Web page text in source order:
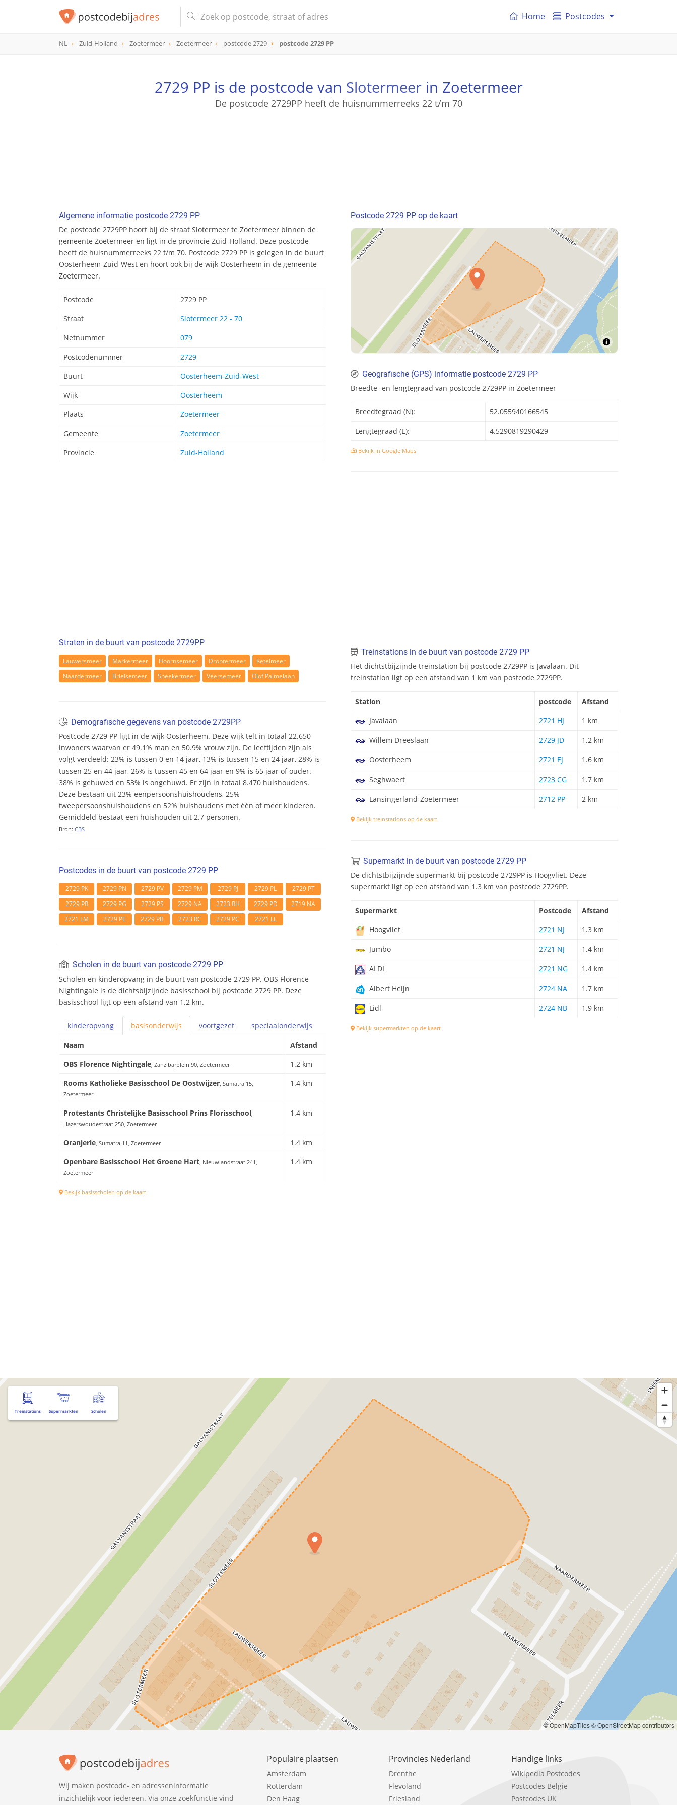
Home Postcodes
NL Zuid-Holland Zoetermeer Zoetermeer postcode 2729 postcode 2729 PP
2729 PP is de postcode van Slotermeerin Zoetermeer
De postcode 2729PP heeft de huisnummerreeks 22 t/m 70
Algemene informatie postcode 2729 PP
De postcode 2729PP hoort bij de straat Slotermeer te Zoetermeer binnen de
gemeente Zoetermeer en ligt in de provincie Zuid-Holland. Deze postcode
heeft de huisnummerreeks 22 t/m 70. Postcode 2729 PP is gelegen in de buurt
Oosterheem-Zuid-West en hoort ook bij de wijk Oosterheem in de gemeente
Zoetermeer.
Postcode
2729 PP
Straat
Slotermeer 22 - 70
Netnummer
079
Postcodenummer
2729
Buurt
Oosterheem-Zuid-West
Wijk
Oosterheem
Plaats
Zoetermeer
Gemeente
Zoetermeer
Provincie
Zuid-Holland
Straten in de buurt van postcode 2729PP
Lauwersmeer Markermeer Hoornsemeer Drontermeer
Ketelmeer
Naardermeer
Brielsemeer Sneekermeer Veersemeer Olof Palmelaan
Demografische gegevens van postcode 2729PP
Postcode 2729 PP ligt in de wijk Oosterheem. Deze wijk telt in totaal 22.650
inwoners waarvan er 49.1% man en 50.9% vrouw zijn. De leeftijden zijn als
volgt verdeeld: 23% is tussen 0 en 14 jaar, 13% is tussen 15 en 24 jaar, 28% is
tussen 25 en 44 jaar, 26% is tussen 45 en 64 jaar en 9% is 65 jaar of ouder.
38% is gehuwed en 53% is ongehuwd. Er zijn in totaal 8.470 huishoudens.
Deze bestaan uit 23% eenpersoonshuishoudens, 25%
tweepersoonshuishoudens en 52% huishoudens met één of meer kinderen.
Gemiddeld bestaat een huishouden uit 2.7 personen.
Bron: CBS
Postcodes in de buurt van postcode 2729 PP
2729 PK 2729 PN 2729 PV 2729 PM 2729 PJ 2729 PL
2729 PT
2729 PR
2729 PG 2729 PS 2729 NA 2723 RH 2729 PD
2719 NA
2721 LM
2729 PE 2729 PB 2723 RC 2729 PC 2721 LL
Scholen in de buurt van postcode 2729 PP
Scholen en kinderopvang in de buurt van postcode 2729 PP. OBS Florence
Nightingale is de dichtsbijzijnde basisschool bij postcode 2729 PP. Deze
basisschool ligt op een afstand van 1.2 km.
kinderopvang basisonderwijs voortgezet speciaalonderwijs
Naam
Afstand
OBS Florence Nightingale, Zanzibarplein 90, Zoetermeer
1.2 km
Rooms Katholieke Basisschool De Oostwijzer, Sumatra 15,
Zoetermeer
1.4 km
Protestants Christelijke Basisschool Prins Florisschool,
Hazerswoudestraat 250, Zoetermeer
1.4 km
Oranjerie, Sumatra 11, Zoetermeer
1.4 km
Openbare Basisschool Het Groene Hart, Nieuwlandstraat 241,
Zoetermeer
1.4 km
Bekijk basisscholen op de kaart
Postcode 2729 PP op de kaart
Geografische (GPS) informatie postcode 2729 PP
Breedte- en lengtegraad van postcode 2729PP in Zoetermeer
Breedtegraad (N):
52.055940166545
Lengtegraad (E):
4.5290819290429
Bekijk in Google Maps
Treinstations in de buurt van postcode 2729 PP
Het dichtstbijzijnde treinstation bij postcode 2729PP is Javalaan. Dit
treinstation ligt op een afstand van 1 km van postcode 2729PP.
Station postcode
Afstand
Javalaan
2721 HJ 1 km
Willem Dreeslaan 2729 JD 1.2 km
Oosterheem 2721 EJ 1.6 km
Seghwaert 2723 CG 1.7 km
Lansingerland-Zoetermeer 2712 PP 2 km
Bekijk treinstations op de kaart
Supermarkt in de buurt van postcode 2729 PP
De dichtstbijzijnde supermarkt bij postcode 2729PP is Hoogvliet. Deze
supermarkt ligt op een afstand van 1.3 km van postcode 2729PP.
Supermarkt Postcode
Afstand
Hoogvliet
2721 NJ 1.3 km
Jumbo 2721 NJ 1.4 km
ALDI 2721 NG 1.4 km
Albert Heijn 2724 NA 1.7 km
Lidl 2724 NB 1.9 km
Bekijk supermarkten op de kaart
Treinstations Supermarkten Scholen
© OpenMapTiles© OpenStreetMap contributors
Wij maken postcode- en adresseninformatie
inzichtelijk voor iedereen. Via onze zoekfunctie vind
Populaire plaatsen
Amsterdam
Rotterdam
Den Haag
Provincies Nederland
Drenthe
Flevoland
Friesland
Handige links
Wikipedia Postcodes
Postcodes België
Postcodes UK